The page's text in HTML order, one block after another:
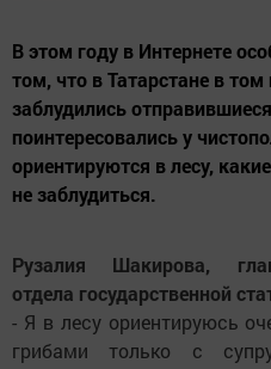
В этом году в Интернете
том, что в Татарстане в
заблудились
поинтересовались у
ориентируются в лесу,
не заблудиться.
Рузалия Шакирова,
отдела государственной
- Я в лесу ориентируюсь
грибами только с